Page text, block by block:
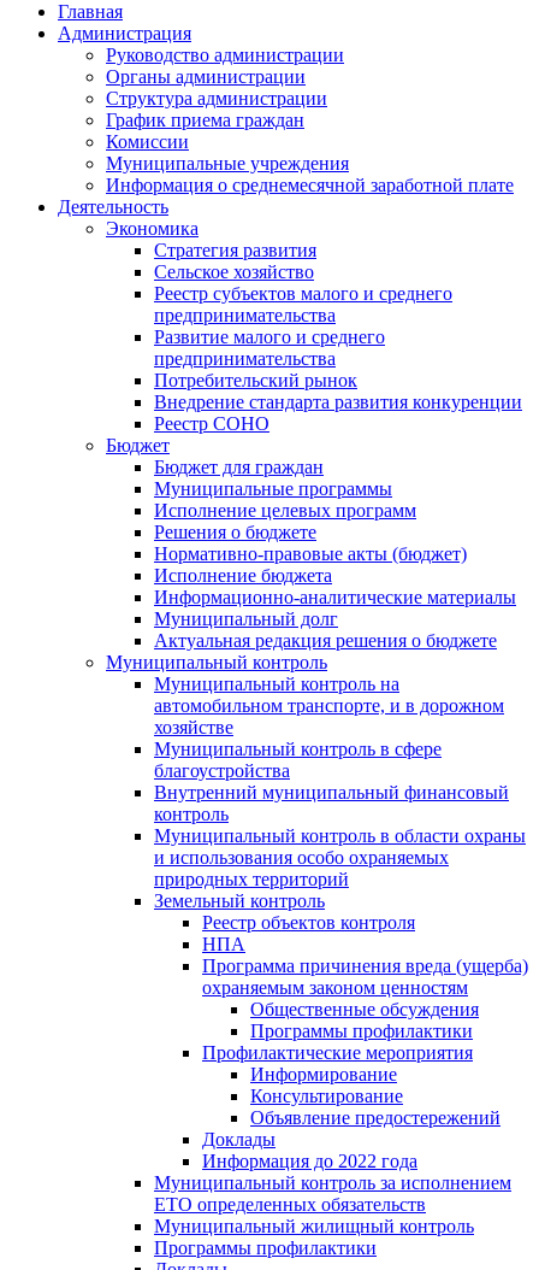
Главная
Администрация
Руководство администрации
Органы администрации
Структура администрации
График приема граждан
Комиссии
Муниципальные учреждения
Информация о среднемесячной заработной плате
Деятельность
Экономика
Стратегия развития
Сельское хозяйство
Реестр субъектов малого и среднего
предпринимательства
Развитие малого и среднего
предпринимательства
Потребительский рынок
Внедрение стандарта развития конкуренции
Реестр СОНО
Бюджет
Бюджет для граждан
Муниципальные программы
Исполнение целевых программ
Решения о бюджете
Нормативно-правовые акты (бюджет)
Исполнение бюджета
Информационно-аналитические материалы
Муниципальный долг
Актуальная редакция решения о бюджете
Муниципальный контроль
Муниципальный контроль на
автомобильном транспорте, и в дорожном
хозяйстве
Муниципальный контроль в сфере
благоустройства
Внутренний муниципальный финансовый
контроль
Муниципальный контроль в области охраны
и использования особо охраняемых
природных территорий
Земельный контроль
Реестр объектов контроля
НПА
Программа причинения вреда (ущерба)
охраняемым законом ценностям
Общественные обсуждения
Программы профилактики
Профилактические мероприятия
Информирование
Консультирование
Объявление предостережений
Доклады
Информация до 2022 года
Муниципальный контроль за исполнением
ЕТО определенных обязательств
Муниципальный жилищный контроль
Программы профилактики